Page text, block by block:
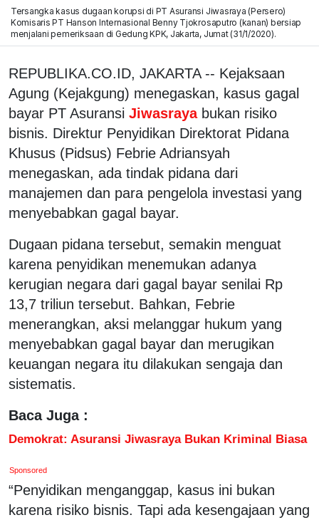
Tersangka kasus dugaan korupsi di PT Asuransi Jiwasraya (Persero)
Komisaris PT Hanson Internasional Benny Tjokrosaputro (kanan) bersiap
menjalani pemeriksaan di Gedung KPK, Jakarta, Jumat (31/1/2020).
REPUBLIKA.CO.ID, JAKARTA -- Kejaksaan
Agung (Kejakgung) menegaskan, kasus gagal
bayar PT Asuransi Jiwasraya bukan risiko
bisnis. Direktur Penyidikan Direktorat Pidana
Khusus (Pidsus) Febrie Adriansyah
menegaskan, ada tindak pidana dari
manajemen dan para pengelola investasi yang
menyebabkan gagal bayar.
Dugaan pidana tersebut, semakin menguat
karena penyidikan menemukan adanya
kerugian negara dari gagal bayar senilai Rp
13,7 triliun tersebut. Bahkan, Febrie
menerangkan, aksi melanggar hukum yang
menyebabkan gagal bayar dan merugikan
keuangan negara itu dilakukan sengaja dan
sistematis.
Baca Juga :
Demokrat: Asuransi Jiwasraya Bukan Kriminal Biasa
Sponsored
“Penyidikan menganggap, kasus ini bukan
karena risiko bisnis. Tapi ada kesengajaan yang